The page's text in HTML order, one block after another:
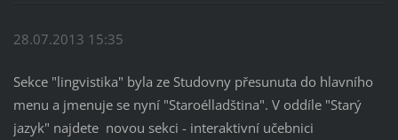
28.07.2013 15:35
Sekce "lingvistika" byla ze Studovny přesunuta do hlavního
menu a jmenuje se nyní "Staroélladština". V oddíle "Starý
jazyk" najdete novou sekci - interaktivní učebnici